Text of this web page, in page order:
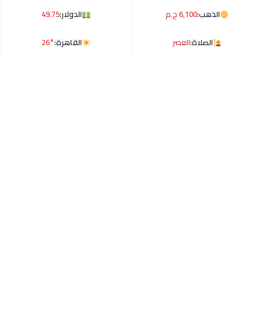
الذهب:6,100 ج.م الدولار:49.75
الصلاة:العصر القاهرة:26°